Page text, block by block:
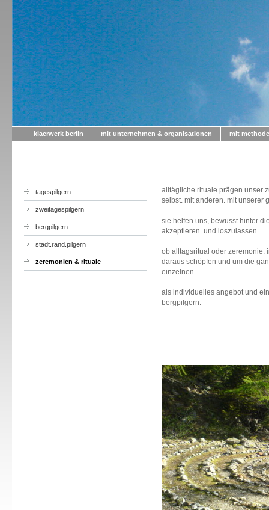
klaerwerk berlin mit unternehmen & organisationen mit methode
tagespilgern
zweitagespilgern
bergpilgern
stadt.rand.pilgern
zeremonien & rituale
alltägliche rituale prägen unser
selbst. mit anderen. mit unserer
sie helfen uns, bewusst hinter
akzeptieren. und loszulassen.
ob alltagsritual oder zeremonie:
daraus schöpfen und um die
einzelnen.
als individuelles angebot und
bergpilgern.